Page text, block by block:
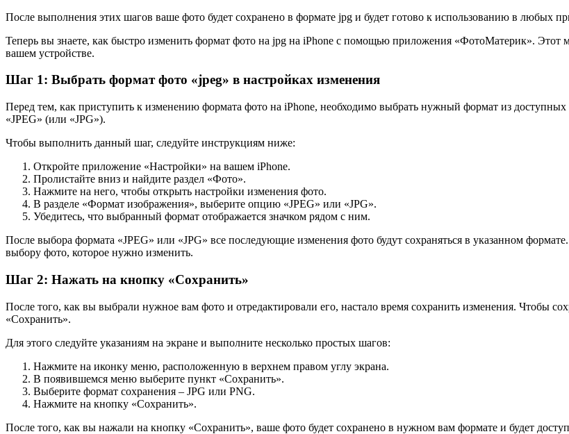
После выполнения этих шагов ваше фото будет сохранено в формате jpg и будет готово к использованию в любых
Теперь вы знаете, как быстро изменить формат фото на jpg на iPhone с помощью приложения «ФотоМатерик». Этот
вашем устройстве.
Шаг 1: Выбрать формат фото «jpeg» в настройках изменения
Перед тем, как приступить к изменению формата фото на iPhone, необходимо выбрать нужный формат из
«JPEG» (или «JPG»).
Чтобы выполнить данный шаг, следуйте инструкциям ниже:
Откройте приложение «Настройки» на вашем iPhone.
Пролистайте вниз и найдите раздел «Фото».
Нажмите на него, чтобы открыть настройки изменения фото.
В разделе «Формат изображения», выберите опцию «JPEG» или «JPG».
Убедитесь, что выбранный формат отображается значком рядом с ним.
После выбора формата «JPEG» или «JPG» все последующие изменения фото будут сохраняться в указанном
выбору фото, которое нужно изменить.
Шаг 2: Нажать на кнопку «Сохранить»
После того, как вы выбрали нужное вам фото и отредактировали его, настало время сохранить изменения. Чтобы
«Сохранить».
Для этого следуйте указаниям на экране и выполните несколько простых шагов:
Нажмите на иконку меню, расположенную в верхнем правом углу экрана.
В появившемся меню выберите пункт «Сохранить».
Выберите формат сохранения – JPG или PNG.
Нажмите на кнопку «Сохранить».
После того, как вы нажали на кнопку «Сохранить», ваше фото будет сохранено в нужном вам формате и будет